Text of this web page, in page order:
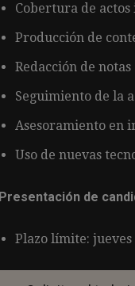
Cobertura de
Producción de
Redacción de
Seguimiento de la
Asesoramiento en
Uso de nuevas
Presentación de
Plazo límite: jueves